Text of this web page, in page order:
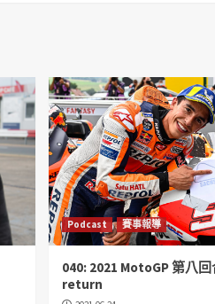
Podcast 賽事報導
040: 2021 MotoGP 第八
return